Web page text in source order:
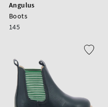
Angulus
Boots
145